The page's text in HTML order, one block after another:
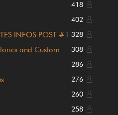
418
402
INFOS POST #1 328
and Custom
308
286
276
260
258